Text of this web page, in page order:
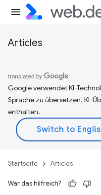
Articles
Google verwendet KI-
Sprache zu übersetzen. KI-
enthalten.
Startseite Articles
War das hilfreich?